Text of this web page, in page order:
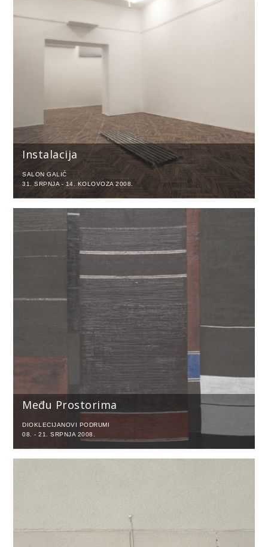
Instalacija
SALON GALIĆ
31. SRPNJA - 14. KOLOVOZA 2008.
Među Prostorima
DIOKLECIJANOVI PODRUMI
08. - 21. SRPNJA 2008.